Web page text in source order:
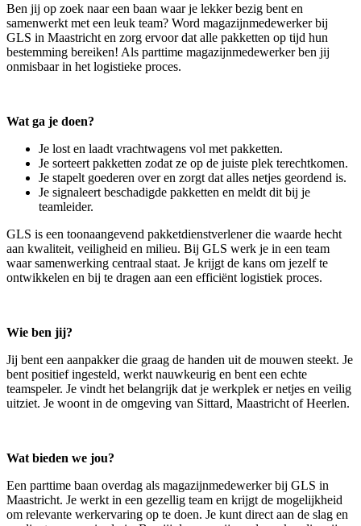
Ben jij op zoek naar een baan waar je lekker bezig bent en
samenwerkt met een leuk team? Word magazijnmedewerker bij
GLS in Maastricht en zorg ervoor dat alle pakketten op tijd hun
bestemming bereiken! Als parttime magazijnmedewerker ben jij
onmisbaar in het logistieke proces.
Wat ga je doen?
Je lost en laadt vrachtwagens vol met pakketten.
Je sorteert pakketten zodat ze op de juiste plek terechtkomen.
Je stapelt goederen over en zorgt dat alles netjes geordend is.
Je signaleert beschadigde pakketten en meldt dit bij je
teamleider.
GLS is een toonaangevend pakketdienstverlener die waarde hecht
aan kwaliteit, veiligheid en milieu. Bij GLS werk je in een team
waar samenwerking centraal staat. Je krijgt de kans om jezelf te
ontwikkelen en bij te dragen aan een efficiënt logistiek proces.
Wie ben jij?
Jij bent een aanpakker die graag de handen uit de mouwen steekt. Je
bent positief ingesteld, werkt nauwkeurig en bent een echte
teamspeler. Je vindt het belangrijk dat je werkplek er netjes en veilig
uitziet. Je woont in de omgeving van Sittard, Maastricht of Heerlen.
Wat bieden we jou?
Een parttime baan overdag als magazijnmedewerker bij GLS in
Maastricht. Je werkt in een gezellig team en krijgt de mogelijkheid
om relevante werkervaring op te doen. Je kunt direct aan de slag en